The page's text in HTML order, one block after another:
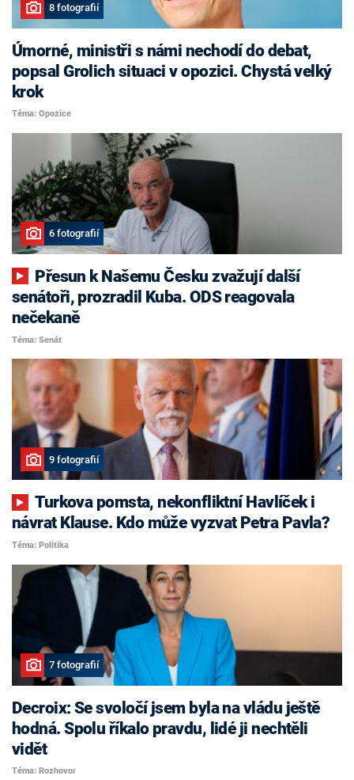
8 fotografií
Úmorné, ministři s námi nechodí do debat,
popsal Grolich situaci v opozici. Chystá velký
krok
Téma: Opozice
6 fotografií
senátoři, prozradil Kuba. ODS reagovala
nečekaně
Téma: Senát
9 fotografií
Turkova pomsta, nekonfliktní Havlíček i
návrat Klause. Kdo může vyzvat Petra Pavla?
Téma: Politika
7 fotografií
Decroix: Se svoločí jsem byla na vládu ještě
hodná. Spolu říkalo pravdu, lidé ji nechtěli
vidět
Téma: Rozhovor